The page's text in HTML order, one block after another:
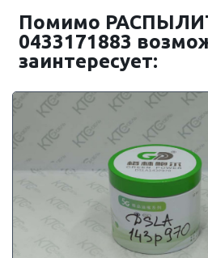
Помимо
0433171883
заинтересует: